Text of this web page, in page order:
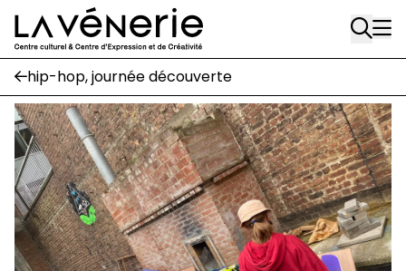
Aller au contenu principal
Rue Gratès, 3
1170 Watermael-Boitsfort
02 663 85 50
Écuries
Place Gilson, 3
1170 Watermael-Boitsfort
02 663 85 50
suivez-nous
hip-hop, journée découverte